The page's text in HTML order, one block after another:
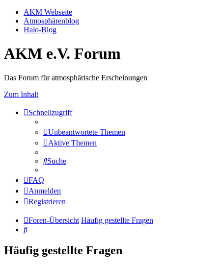
AKM Webseite
Atmosphärenblog
Halo-Blog
AKM e.V. Forum
Das Forum für atmosphärische Erscheinungen
Zum Inhalt
Schnellzugriff
Unbeantwortete Themen
Aktive Themen
Suche
FAQ
Anmelden
Registrieren
Foren-Übersicht Häufig gestellte Fragen
Suche
Häufig gestellte Fragen